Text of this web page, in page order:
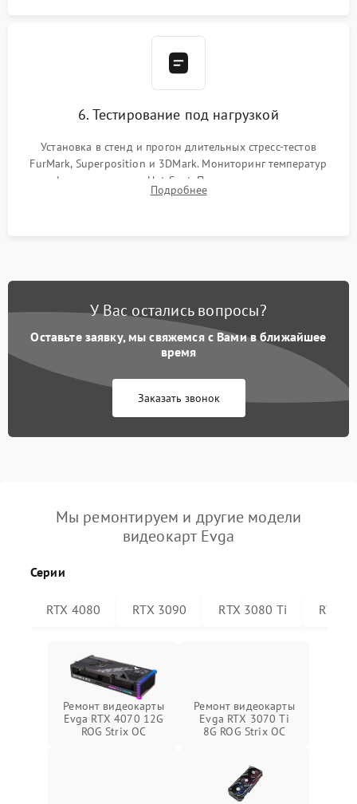
6. Тестирование под нагрузкой
Установка в стенд и прогон длительных стресс-тестов
FurMark, Superposition и 3DMark. Мониторинг температур
графического чипа и Hot Spot. Проверка на отсутствие
артефактов изображения, вылетов драйвера и зависаний.
Подробнее
У Вас остались вопросы?
Оставьте заявку, мы свяжемся с Вами в ближайшее
время
Заказать звонок
Мы ремонтируем и другие модели
видеокарт Evga
Серии
RTX 4080 RTX 3090 RTX 3080 Ti RTX
Ремонт видеокарты
Evga RTX 4070 12G
ROG Strix OC
Ремонт видеокарты
Evga RTX 3070 Ti
8G ROG Strix OC